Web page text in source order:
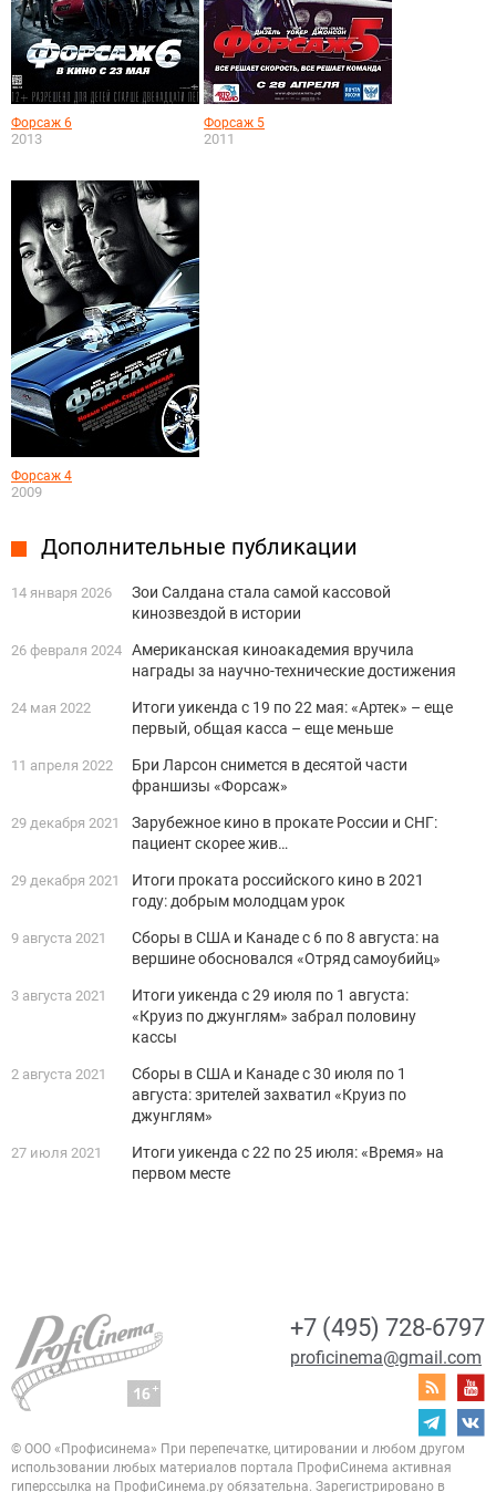
Форсаж 6
2013
Форсаж 5
2011
Форсаж 4
2009
Дополнительные публикации
14 января 2026
Зои Салдана стала самой кассовой
кинозвездой в истории
26 февраля 2024 Американская киноакадемия вручила
награды за научно-технические достижения
24 мая 2022
Итоги уикенда с 19 по 22 мая: «Артек» – еще
первый, общая касса – еще меньше
11 апреля 2022
Бри Ларсон снимется в десятой части
франшизы «Форсаж»
29 декабря 2021
Зарубежное кино в прокате России и СНГ:
пациент скорее жив…
29 декабря 2021
Итоги проката российского кино в 2021
году: добрым молодцам урок
9 августа 2021
Сборы в США и Канаде c 6 по 8 августа: на
вершине обосновался «Отряд самоубийц»
3 августа 2021
Итоги уикенда с 29 июля по 1 августа:
«Круиз по джунглям» забрал половину
кассы
2 августа 2021
Сборы в США и Канаде c 30 июля по 1
августа: зрителей захватил «Круиз по
джунглям»
27 июля 2021
Итоги уикенда с 22 по 25 июля: «Время» на
первом месте
+7 (495) 728-6797
proficinema@gmail.com
© ООО «Профисинема» При перепечатке, цитировании и любом другом
использовании любых материалов портала ПрофиСинема активная
гиперссылка на ПрофиСинема.ру обязательна. Зарегистрировано в